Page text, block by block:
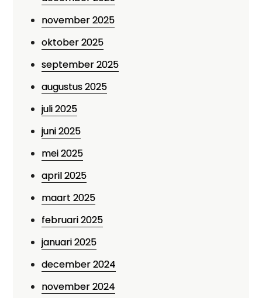
november 2025
oktober 2025
september 2025
augustus 2025
juli 2025
juni 2025
mei 2025
april 2025
maart 2025
februari 2025
januari 2025
december 2024
november 2024